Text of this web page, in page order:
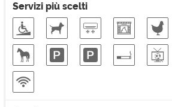
Ricorrenze/cerimonie
Servizi più scelti